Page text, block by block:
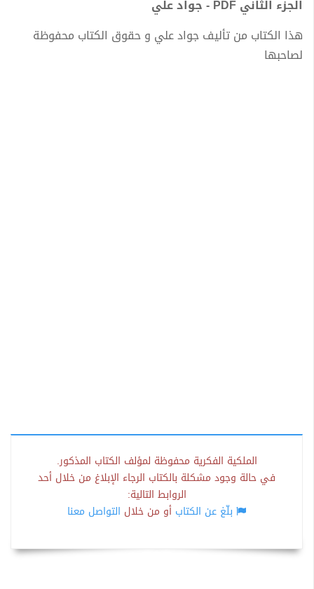
الجزء الثاني PDF - جواد علي
هذا الكتاب من تأليف جواد علي و حقوق الكتاب محفوظة
لصاحبها
الملكية الفكرية محفوظة لمؤلف الكتاب المذكور.
في حالة وجود مشكلة بالكتاب الرجاء الإبلاغ من خلال أحد
الروابط التالية:
بلّغ عن الكتاب أو من خلال التواصل معنا